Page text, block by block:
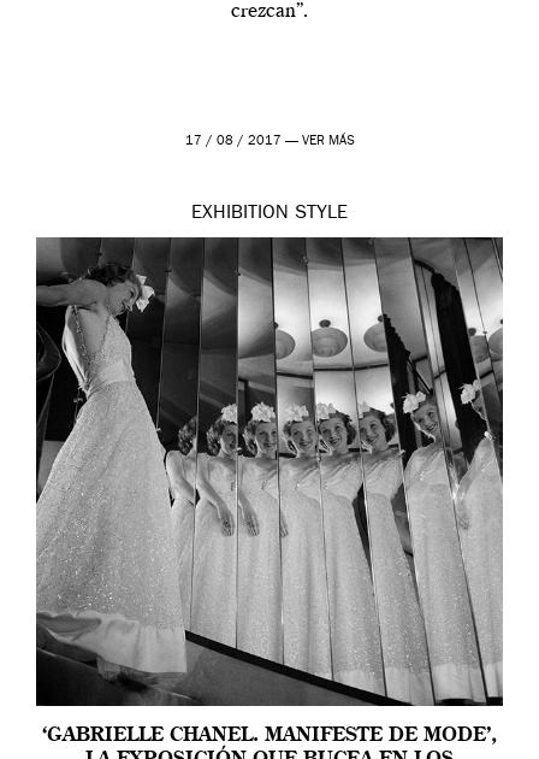
crezcan”.
17 / 08 / 2017 — VER MÁS
EXHIBITION STYLE
‘GABRIELLE CHANEL. MANIFESTE DE MODE’,